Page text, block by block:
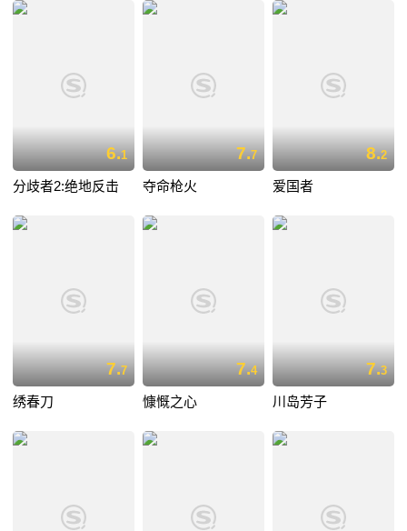
6.1
分歧者2:绝地反击
7.7
夺命枪火
8.2
爱国者
7.7
绣春刀
7.4
慷慨之心
7.3
川岛芳子